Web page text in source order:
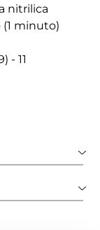
nitrilica
minuto)
- 11